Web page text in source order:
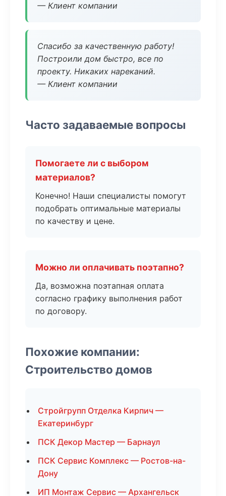
— Клиент компании
Спасибо за качественную работу!
Построили дом быстро, все по
проекту. Никаких нареканий.
— Клиент компании
Часто задаваемые вопросы
Помогаете ли с выбором
материалов?
Конечно! Наши специалисты помогут
подобрать оптимальные материалы
по качеству и цене.
Можно ли оплачивать поэтапно?
Да, возможна поэтапная оплата
согласно графику выполнения работ
по договору.
Похожие компании:
Строительство домов
Стройгрупп Отделка Кирпич —
Екатеринбург
ПСК Декор Мастер — Барнаул
ПСК Сервис Комплекс — Ростов-на-
Дону
ИП Монтаж Сервис — Архангельск